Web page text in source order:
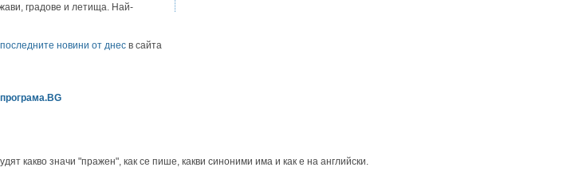
градове и летища. Най-
последните новини от днес в сайта
какво значи "пражен", как се пише, какви синоними има и как е на английски.